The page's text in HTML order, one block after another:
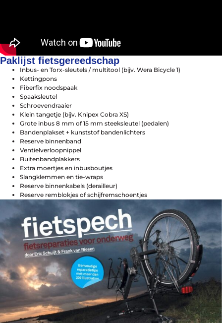
Paklijst fietsgereedschap
Inbus- en Torx-sleutels / multitool (bijv. Wera Bicycle 1)
Kettingpons
Fiberfix noodspaak
Spaaksleutel
Schroevendraaier
Klein tangetje (bijv. Knipex Cobra XS)
Grote inbus 8 mm of 15 mm steeksleutel (pedalen)
Bandenplakset + kunststof bandenlichters
Reserve binnenband
Ventielverloopnippel
Buitenbandplakkers
Extra moertjes en inbusboutjes
Slangklemmen en tie-wraps
Reserve binnenkabels (derailleur)
Reserve remblokjes of schijfremschoentjes